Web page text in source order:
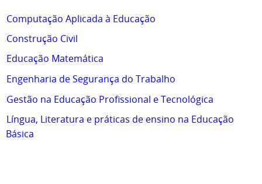
Computação Aplicada à Educação
Construção Civil
Educação Matemática
Engenharia de Segurança do Trabalho
Gestão na Educação Profissional e Tecnológica
Língua, Literatura e práticas de ensino na Educação
Básica